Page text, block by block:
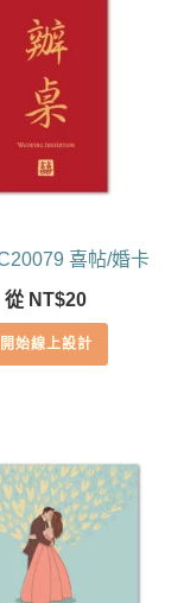
喜帖/婚卡
從 NT$20
開始線上設計